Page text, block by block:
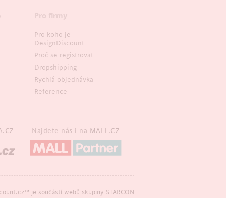
Pro koho je
DesignDiscount
Proč se registrovat
Dropshipping
Rychlá objednávka
Reference
Najdete nás i na MALL.CZ
je součástí webů skupiny STARCON